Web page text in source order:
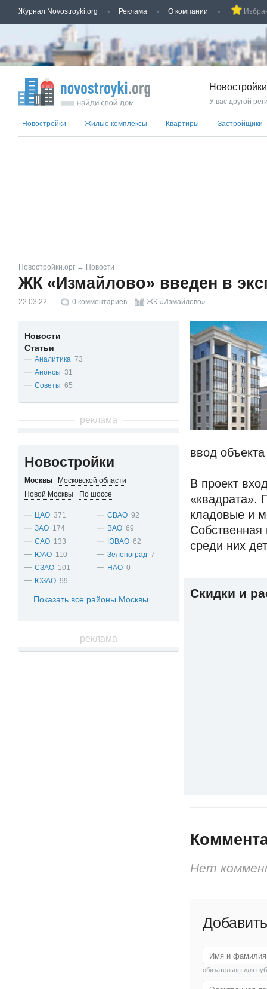
Журнал Novostroyki.org Реклама О компании
У вас другой
Новостройки Жилые комплексы Квартиры Застройщики
Новостройки.орг → Новости
ЖК «Измайлово» введен в
22.03.22 0 комментариев ЖК «Измайлово»
Новости
Статьи
Аналитика 73
Анонсы 31
Советы 65
реклама
Новостройки
Москвы
Московской области
Новой Москвы
По шоссе
ЦАО 371
ЗАО 174
САО 133
ЮАО 110
СЗАО 101
ЮЗАО 99
СВАО 92
ВАО 69
ЮВАО 62
Зеленоград 7
НАО 0
Показать все районы Москвы
реклама
ввод
В проект
«квадрата».
кладовые и
Собственная
среди них
Скидки и
Нет
обязательны для